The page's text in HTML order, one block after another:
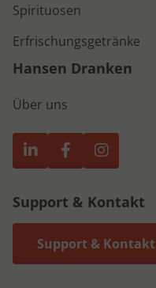
Spirituosen
Erfrischungsgetränke
Hansen Dranken
Über uns
Support & Kontakt
Support & Kontakt